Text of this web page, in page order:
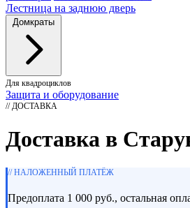
Лестница на заднюю дверь
Домкраты
Для квадроциклов
Защита и оборудование
// ДОСТАВКА
Доставка в
// НАЛОЖЕННЫЙ ПЛАТЁЖ
Предоплата 1 000 руб., остальная